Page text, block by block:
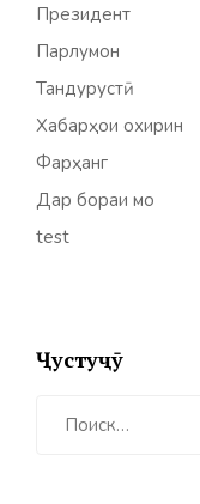
Президент
Парлумон
Тандурустӣ
Хабарҳои охирин
Фарҳанг
Дар бораи мо
test
Ҷустуҷӯ